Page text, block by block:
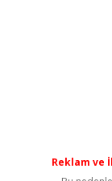
Reklam ve